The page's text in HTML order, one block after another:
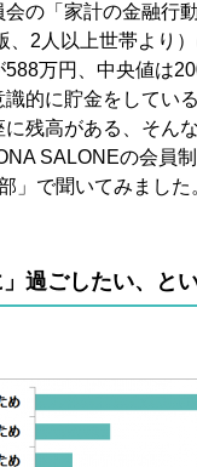
の「家計の金融行
、2人以上世帯より
588万円、中央値は
的に貯金をしてい
残高がある、そん
SALONEの会員
」で聞いてみました
過ごしたい、と